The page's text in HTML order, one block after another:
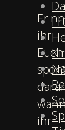
ihr
Euch
ihr